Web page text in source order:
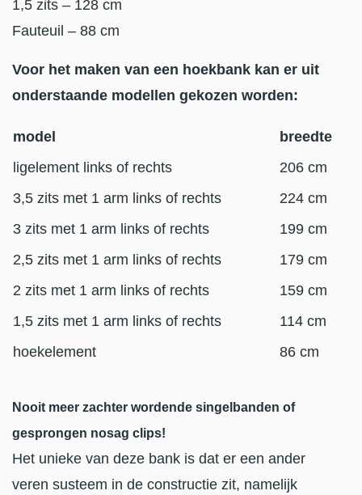
1,5 zits – 128 cm
Fauteuil – 88 cm
Voor het maken van een hoekbank kan er uit
onderstaande modellen gekozen worden:
model
breedte
ligelement links of rechts
206 cm
3,5 zits met 1 arm links of rechts
224 cm
3 zits met 1 arm links of rechts
199 cm
2,5 zits met 1 arm links of rechts
179 cm
2 zits met 1 arm links of rechts
159 cm
1,5 zits met 1 arm links of rechts
114 cm
hoekelement
86 cm
Nooit meer zachter wordende singelbanden of
gesprongen nosag clips!
Het unieke van deze bank is dat er een ander
veren susteem in de constructie zit, namelijk